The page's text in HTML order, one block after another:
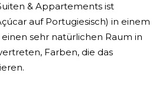
& Appartements ist
auf Portugiesisch) in einem
sehr natürlichen Raum in
Farben, die das